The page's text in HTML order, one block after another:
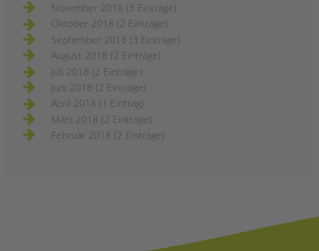
November 2018 (3 Einträge)
Oktober 2018 (2 Einträge)
September 2018 (3 Einträge)
August 2018 (2 Einträge)
Juli 2018 (2 Einträge)
Juni 2018 (2 Einträge)
April 2018 (1 Eintrag)
März 2018 (2 Einträge)
Februar 2018 (2 Einträge)